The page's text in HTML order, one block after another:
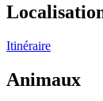
Itinéraire
Animaux